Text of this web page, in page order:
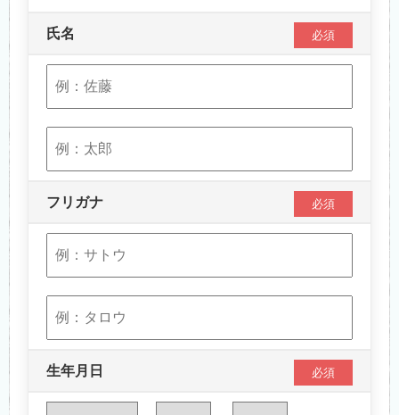
氏名 必須
フリガナ 必須
生年月日 必須